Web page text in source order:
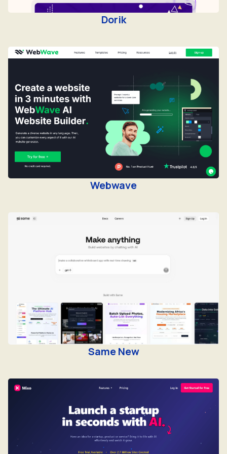
Dorik
Webwave
Same New